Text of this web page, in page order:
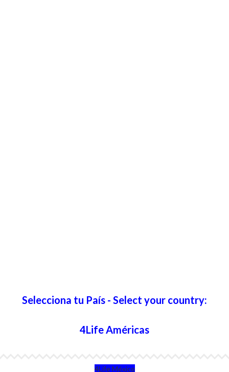
Selecciona tu País - Select your country:
4Life Américas
4Life México